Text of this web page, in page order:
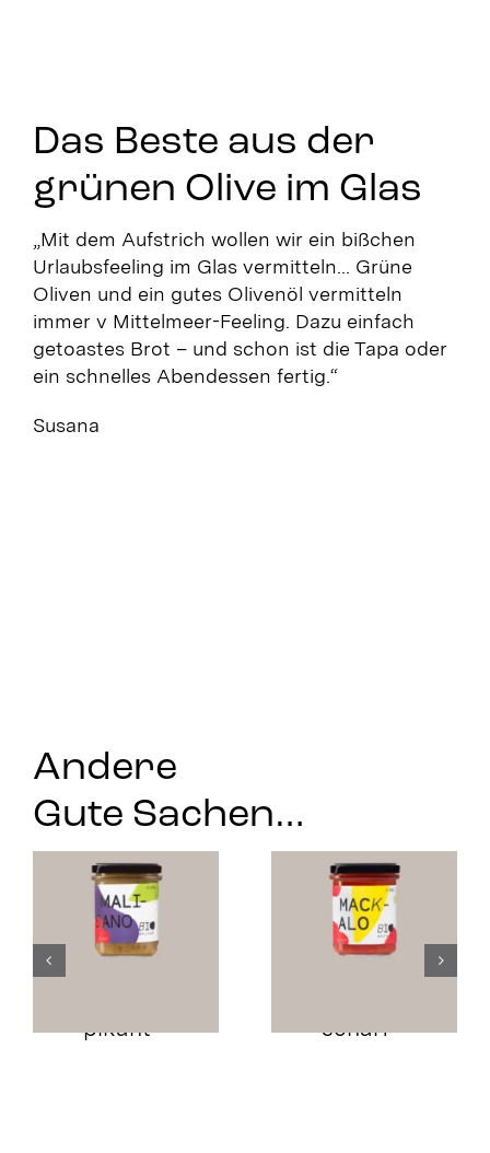
Das Beste aus der
grünen Olive im Glas
„Mit dem Aufstrich wollen wir ein bißchen
Urlaubsfeeling im Glas vermitteln… Grüne
Oliven und ein gutes Olivenöl vermitteln
immer v Mittelmeer-Feeling. Dazu einfach
getoastes Brot – und schon ist die Tapa oder
ein schnelles Abendessen fertig.“
Susana
Andere
Gute Sachen…
pikant
scharf